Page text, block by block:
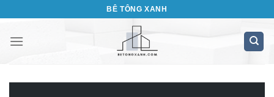
nội
BÊ TÔNG XANH